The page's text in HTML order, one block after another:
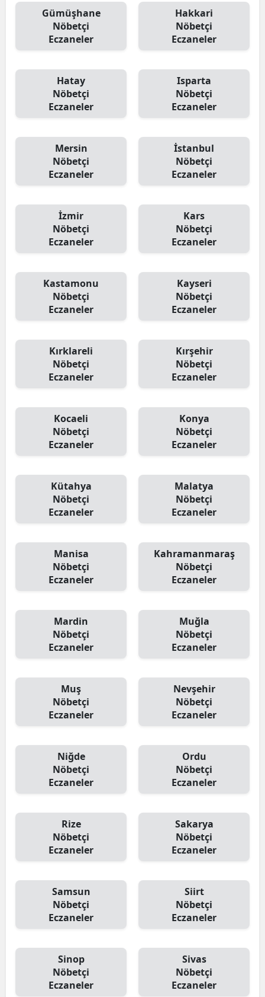
Gümüşhane
Nöbetçi
Eczaneler
Hakkari
Nöbetçi
Eczaneler
Hatay
Nöbetçi
Eczaneler
Isparta
Nöbetçi
Eczaneler
Mersin
Nöbetçi
Eczaneler
İstanbul
Nöbetçi
Eczaneler
İzmir
Nöbetçi
Eczaneler
Kars
Nöbetçi
Eczaneler
Kastamonu
Nöbetçi
Eczaneler
Kayseri
Nöbetçi
Eczaneler
Kırklareli
Nöbetçi
Eczaneler
Kırşehir
Nöbetçi
Eczaneler
Kocaeli
Nöbetçi
Eczaneler
Konya
Nöbetçi
Eczaneler
Kütahya
Nöbetçi
Eczaneler
Malatya
Nöbetçi
Eczaneler
Manisa
Nöbetçi
Eczaneler
Kahramanmaraş
Nöbetçi
Eczaneler
Mardin
Nöbetçi
Eczaneler
Muğla
Nöbetçi
Eczaneler
Muş
Nöbetçi
Eczaneler
Nevşehir
Nöbetçi
Eczaneler
Niğde
Nöbetçi
Eczaneler
Ordu
Nöbetçi
Eczaneler
Rize
Nöbetçi
Eczaneler
Sakarya
Nöbetçi
Eczaneler
Samsun
Nöbetçi
Eczaneler
Siirt
Nöbetçi
Eczaneler
Sinop
Nöbetçi
Eczaneler
Sivas
Nöbetçi
Eczaneler